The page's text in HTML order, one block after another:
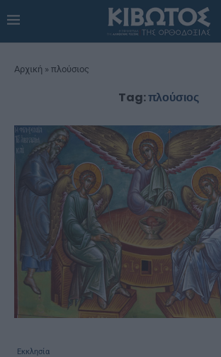
Αρχική » πλούσιος
Tag:πλούσιος
Εκκλησία